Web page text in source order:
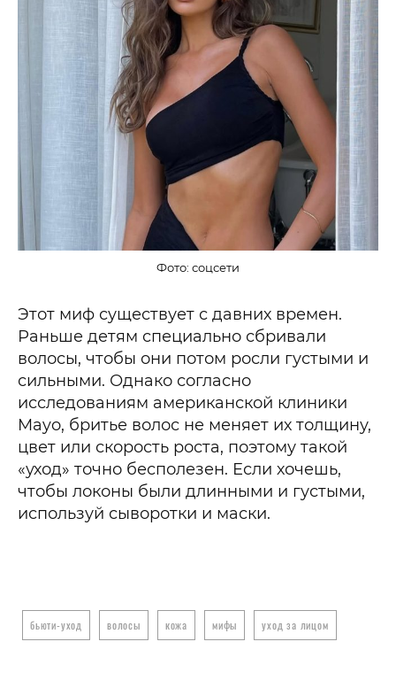
Фото: соцсети
Этот миф существует с давних времен.
Раньше детям специально сбривали
волосы, чтобы они потом росли густыми и
сильными. Однако согласно
исследованиям американской клиники
Mayo, бритье волос не меняет их толщину,
цвет или скорость роста, поэтому такой
«уход» точно бесполезен. Если хочешь,
чтобы локоны были длинными и густыми,
используй сыворотки и маски.
бьюти-уход волосы кожа мифы уход за лицом